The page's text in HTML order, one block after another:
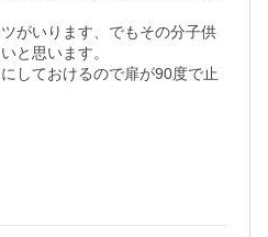
がいります、でもその分子供
と思います。
しておけるので扉が90度で止